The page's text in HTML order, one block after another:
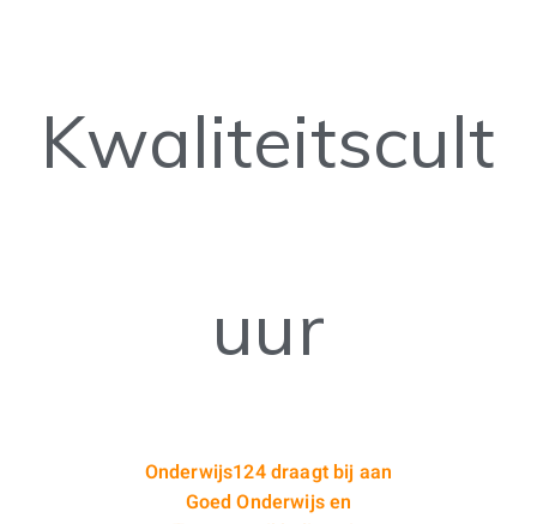
Kwaliteitscult
uur
Onderwijs124 draagt bij aan
Goed Onderwijs en